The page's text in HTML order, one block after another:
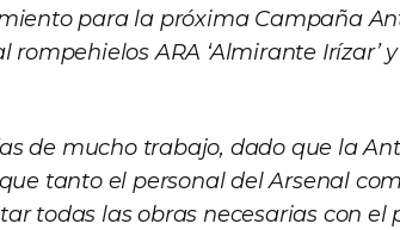
para la próxima Campaña
rompehielos ARA ‘Almirante Irízar’
de mucho trabajo, dado que la
tanto el personal del Arsenal
todas las obras necesarias con